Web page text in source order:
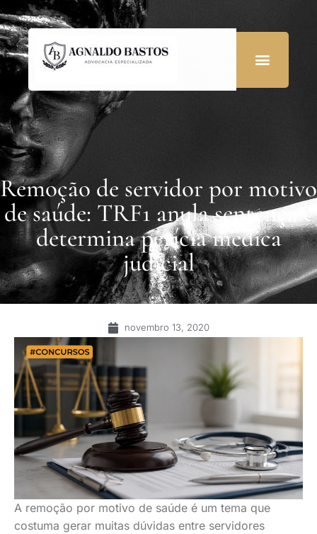
Remoção de servidor por motivo
de saúde: TRF1 anula sentença e
determina perícia médica
judicial
novembro 13, 2020
A remoção por motivo de saúde é um tema que
costuma gerar muitas dúvidas entre servidores